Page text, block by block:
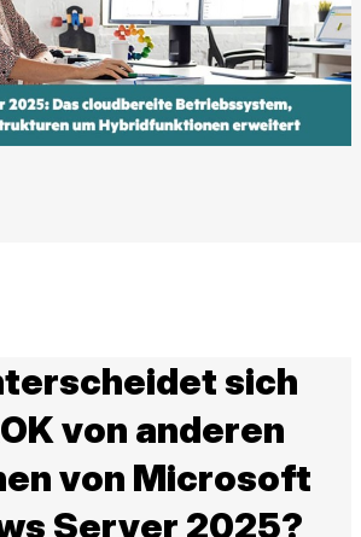
sich
von anderen
von Microsoft
Server 2025?